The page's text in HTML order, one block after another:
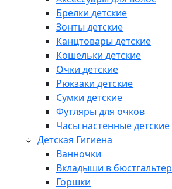
Брелки детские
Зонты детские
Канцтовары детские
Кошельки детские
Очки детские
Рюкзаки детские
Сумки детские
Футляры для очков
Часы настенные детские
Детская Гигиена
Ванночки
Вкладыши в бюстгальтер
Горшки